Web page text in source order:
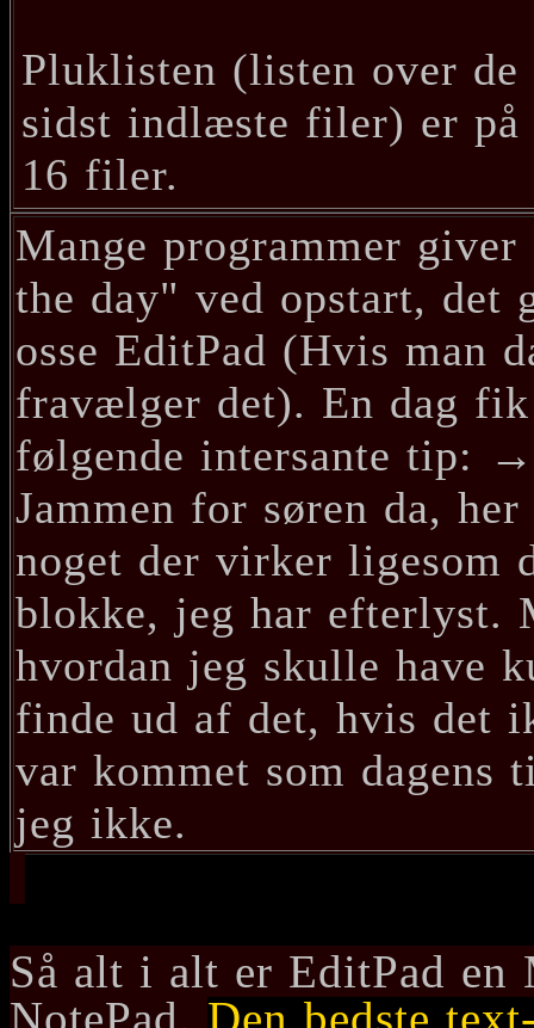
Pluklisten (listen over de
sidst indlæste filer) er på
16 filer.
Mange programmer
the day" ved opstart, det
osse EditPad (Hvis man
fravælger det). En dag
følgende intersante tip: →
Jammen for søren da,
noget der virker ligesom
blokke, jeg har efterlyst.
hvordan jeg skulle have
finde ud af det, hvis det
var kommet som dagens
jeg ikke.
Så alt i alt er EditPad en
NotePad. Den bedste